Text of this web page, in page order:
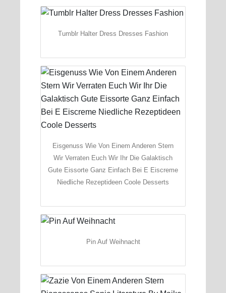
Tumblr Halter Dress Dresses Fashion
Eisgenuss Wie Von Einem Anderen Stern
Wir Verraten Euch Wir Ihr Die Galaktisch
Gute Eissorte Ganz Einfach Bei E Eiscreme
Niedliche Rezeptideen Coole Desserts
Pin Auf Weihnacht